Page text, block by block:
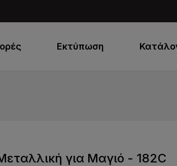
Εκτύπωση
για Μαγιό - 182C